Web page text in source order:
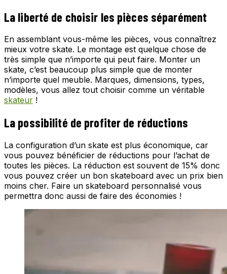
La liberté de choisir les pièces séparément
En assemblant vous-même les pièces, vous connaîtrez
mieux votre skate. Le montage est quelque chose de
très simple que n’importe qui peut faire. Monter un
skate, c’est beaucoup plus simple que de monter
n’importe quel meuble. Marques, dimensions, types,
modèles, vous allez tout choisir comme un véritable
skateur !
La possibilité de profiter de réductions
La configuration d’un skate est plus économique, car
vous pouvez bénéficier de réductions pour l’achat de
toutes les pièces. La réduction est souvent de 15% donc
vous pouvez créer un bon skateboard avec un prix bien
moins cher. Faire un skateboard personnalisé vous
permettra donc aussi de faire des économies !